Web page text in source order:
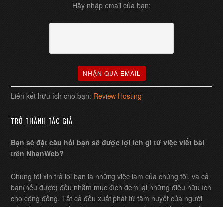
Hãy nhập email của bạn:
Liên kết hữu ích cho bạn: Review Hosting
TRỞ THÀNH TÁC GIẢ
Bạn sẽ đặt câu hỏi bạn sẽ được lợi ích gì từ việc viết bài
trên NhanWeb?
Chúng tôi xin trả lời bạn là những việc làm của chúng tôi, và cả
bạn(nếu được) đều nhằm mục đích đem lại những điều hữu ích
cho cộng đồng. Tất cả đều xuất phát từ tâm huyết của người